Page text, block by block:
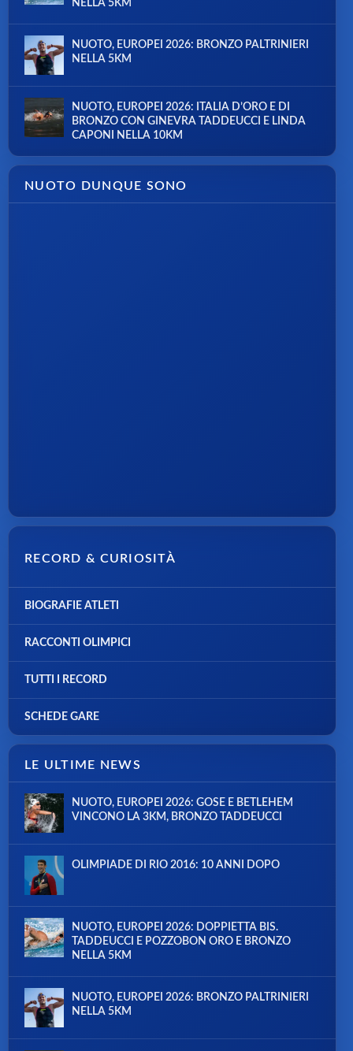
NELLA 5KM
NUOTO, EUROPEI 2026: BRONZO PALTRINIERI
NELLA 5KM
NUOTO, EUROPEI 2026: ITALIA D’ORO E DI
BRONZO CON GINEVRA TADDEUCCI E LINDA
CAPONI NELLA 10KM
NUOTO DUNQUE SONO
RECORD & CURIOSITÀ
BIOGRAFIE ATLETI
RACCONTI OLIMPICI
TUTTI I RECORD
SCHEDE GARE
LE ULTIME NEWS
NUOTO, EUROPEI 2026: GOSE E BETLEHEM
VINCONO LA 3KM, BRONZO TADDEUCCI
OLIMPIADE DI RIO 2016: 10 ANNI DOPO
NUOTO, EUROPEI 2026: DOPPIETTA BIS.
TADDEUCCI E POZZOBON ORO E BRONZO
NELLA 5KM
NUOTO, EUROPEI 2026: BRONZO PALTRINIERI
NELLA 5KM